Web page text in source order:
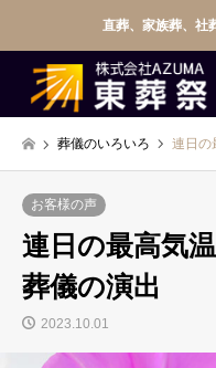
直葬、家族葬、社
葬儀のいろいろ 連日の
お客様の声
連日の最高気
葬儀の演出
2023.10.01